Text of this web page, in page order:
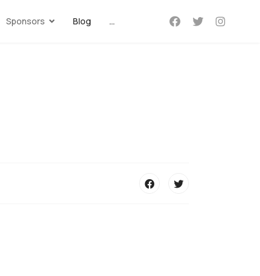
Sponsors Blog ...